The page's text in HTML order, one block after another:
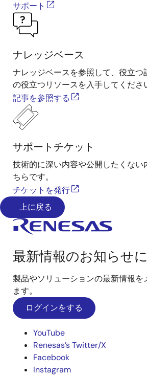
サポート
ナレッジベース
ナレッジベースを参照して、役立つ
の役立つリソースを入手してくださ
記事を参照する
サポートチケット
技術的に深い内容や公開したくない
ちらです。
チケットを発行
上に戻る
最新情報のお知らせ
製品やソリューションの最新情報を
ます。
ログインをする
YouTube
Renesas’s Twitter/X
Facebook
Instagram